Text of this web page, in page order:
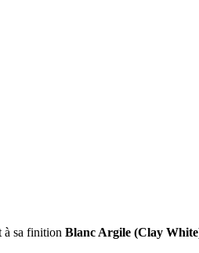
à sa finition Blanc Argile (Clay